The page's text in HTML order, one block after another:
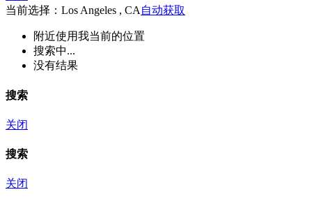
当前选择：Los Angeles , CA 自动获取
附近使用我当前的位置
搜索中...
没有结果
搜索
关闭
搜索
关闭